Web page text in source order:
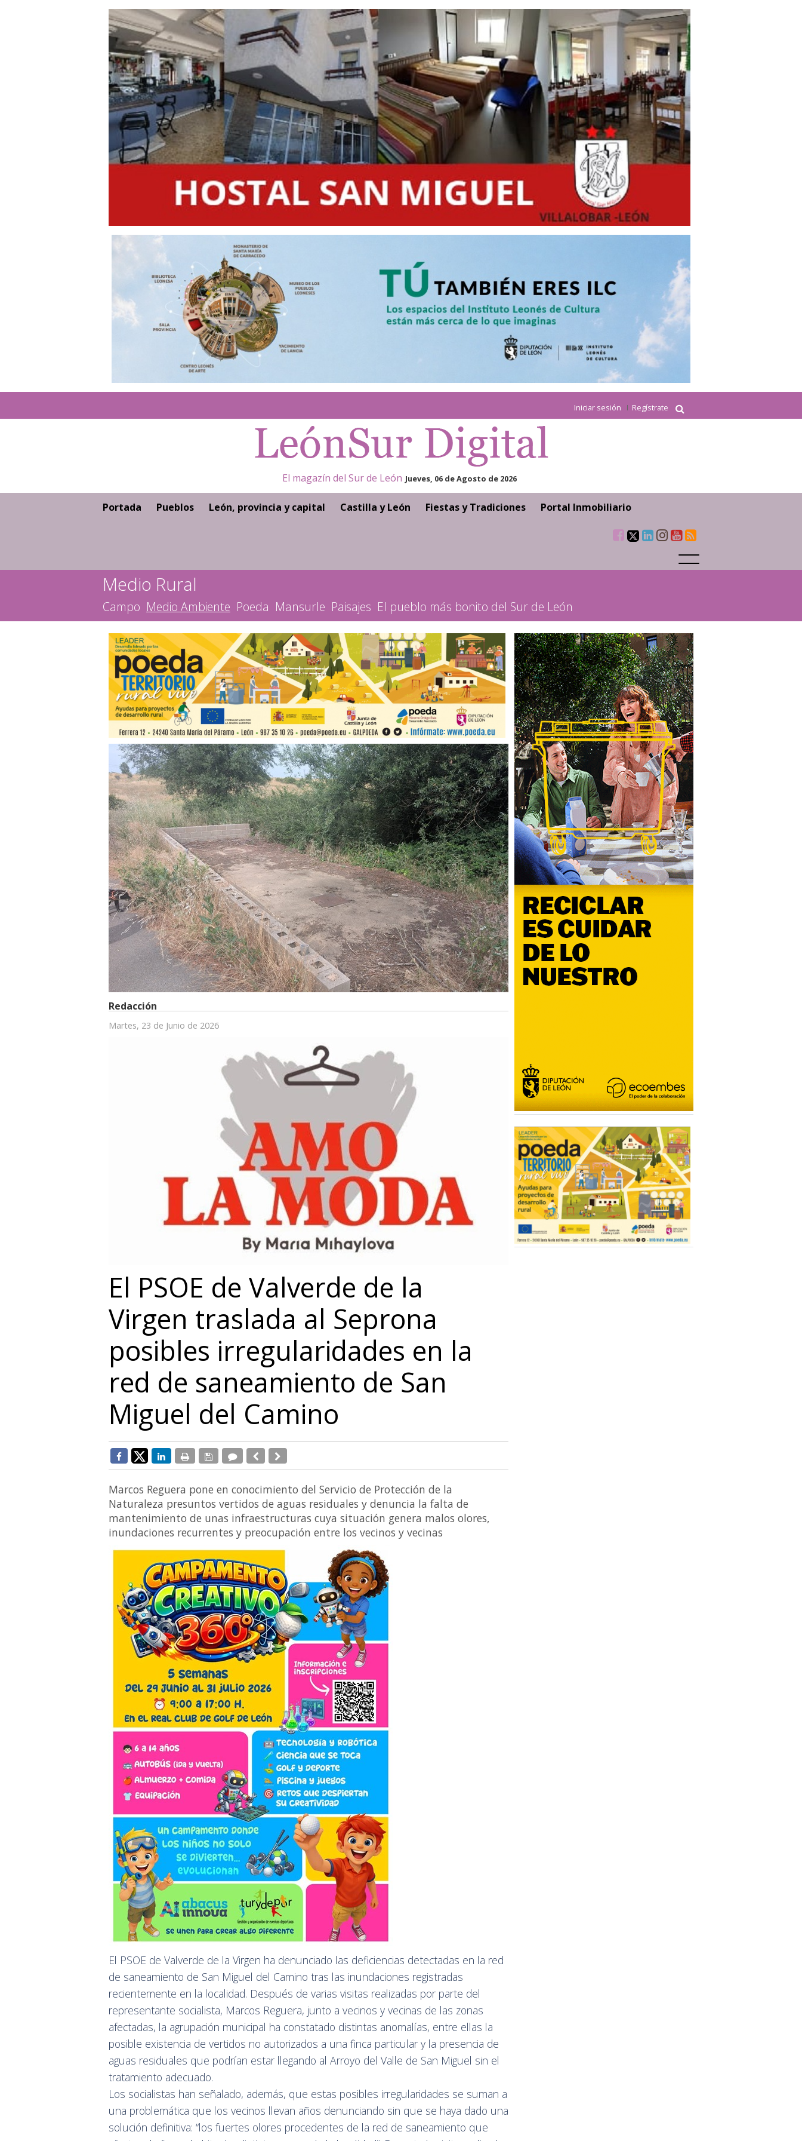
Iniciar sesión Regístrate
El magazín del Sur de León Jueves, 06 de Agosto de 2026
Portada Pueblos León, provincia y capital Castilla y León Fiestas y Tradiciones Portal Inmobiliario
Medio Rural
Campo Medio Ambiente Poeda Mansurle Paisajes El pueblo más bonito del Sur de León
Redacción
Martes, 23 de Junio de 2026
El PSOE de Valverde de la
Virgen traslada al Seprona
posibles irregularidades en la
red de saneamiento de San
Miguel del Camino
Marcos Reguera pone en conocimiento del Servicio de Protección de la
Naturaleza presuntos vertidos de aguas residuales y denuncia la falta de
mantenimiento de unas infraestructuras cuya situación genera malos olores,
inundaciones recurrentes y preocupación entre los vecinos y vecinas
El PSOE de Valverde de la Virgen ha denunciado las deficiencias detectadas en la red
de saneamiento de San Miguel del Camino tras las inundaciones registradas
recientemente en la localidad. Después de varias visitas realizadas por parte del
representante socialista, Marcos Reguera, junto a vecinos y vecinas de las zonas
afectadas, la agrupación municipal ha constatado distintas anomalías, entre ellas la
posible existencia de vertidos no autorizados a una finca particular y la presencia de
aguas residuales que podrían estar llegando al Arroyo del Valle de San Miguel sin el
tratamiento adecuado.
Los socialistas han señalado, además, que estas posibles irregularidades se suman a
una problemática que los vecinos llevan años denunciando sin que se haya dado una
solución definitiva: “los fuertes olores procedentes de la red de saneamiento que